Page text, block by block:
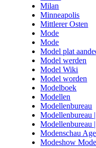
Milan
Minneapolis
Mittlerer Osten
Mode
Mode
Model plat
Model werden
Model Wiki
Model worden
Modelboek
Modellen
Modellenbureau
Modellenbureau
Modellenbureau
Modenschau
Modeshow